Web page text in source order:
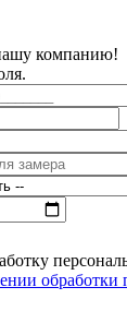
компанию!
обработки